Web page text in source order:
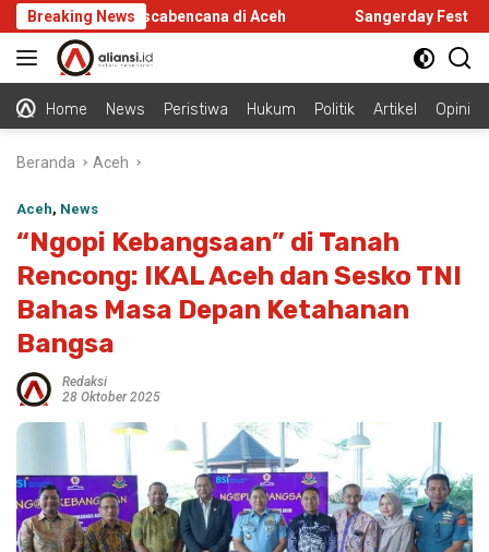
Langsung
ke
konten
Breaking NewsPascabencana di Aceh Sangerday Fest 2026
Home News Peristiwa Hukum Politik Artikel Opini
Beranda Aceh
Aceh, News
“Ngopi Kebangsaan” di Tanah
Rencong: IKAL Aceh dan Sesko TNI
Bahas Masa Depan Ketahanan
Bangsa
Redaksi
28 Oktober 2025